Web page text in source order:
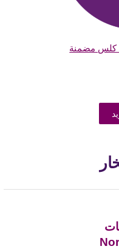
كلس مضمنة